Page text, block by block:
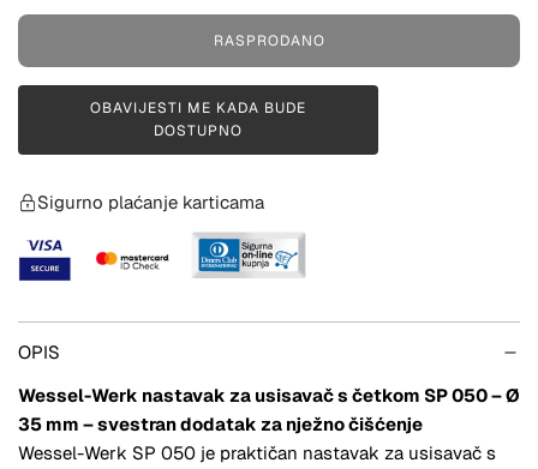
i
j
n
a
RASPRODANO
U
Č
T
E
.
.
OBAVIJESTI ME KADA BUDE
DOSTUPNO
Sigurno plaćanje karticama
OPIS
Wessel-Werk nastavak za usisavač s četkom SP 050 – Ø
35 mm – svestran dodatak za nježno čišćenje
Wessel-Werk SP 050 je praktičan nastavak za usisavač s